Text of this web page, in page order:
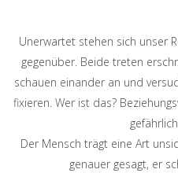
Unerwartet stehen sich unser
gegenüber. Beide treten
schauen einander an und
fixieren. Wer ist das?
Der Mensch trägt eine Art
genauer gesagt, er